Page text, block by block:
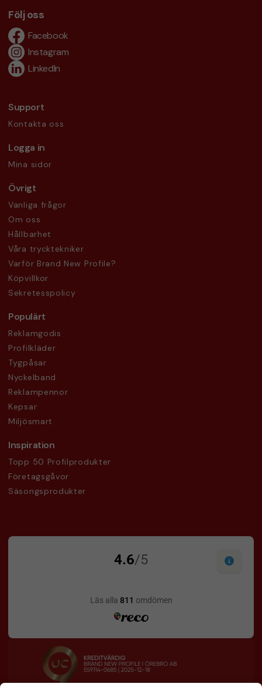
Följ oss
Facebook
Instagram
LinkedIn
Support
Kontakta oss
Logga in
Mina sidor
Övrigt
Vanliga frågor
Om oss
Hållbarhet
Våra trycktekniker
Varför Brand New Profile?
Köpvillkor
Sekretesspolicy
Populärt
Reklamgodis
Profilkläder
Tygpåsar
Nyckelband
Reklampennor
Kepsar
Miljösmart
Inspiration
Topp 50 Profilprodukter
Företagsgåvor
Säsongsprodukter